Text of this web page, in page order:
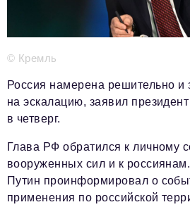
info@business-magazine.online
Отдел распространения/
Отдел по работе с партнерами
© Кремль
Россия намерена решительно и
на эскалацию, заявил
в четверг.
Глава РФ обратился к личному
вооруженных сил и к
Путин проинформировал о
применения по российской